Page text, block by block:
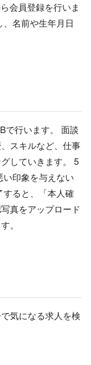
会員登録を行いま
名前や生年月日
で行います。 面談
スキルなど、仕事
していきます。 5
印象を与えない
すると、「本人確
真をアップロード
。
気になる求人を検